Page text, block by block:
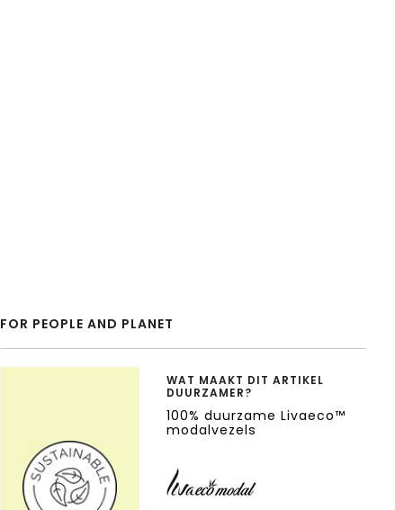
FOR PEOPLE AND PLANET
WAT MAAKT DIT ARTIKEL
DUURZAMER?
100% duurzame Livaeco™
modalvezels